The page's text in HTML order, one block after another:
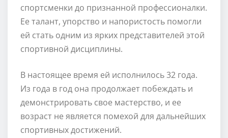
спортсменки до признанной профессионалки.
Ее талант, упорство и напористость помогли
ей стать одним из ярких представителей этой
спортивной дисциплины.
В настоящее время ей исполнилось 32 года.
Из года в год она продолжает побеждать и
демонстрировать свое мастерство, и ее
возраст не является помехой для дальнейших
спортивных достижений.